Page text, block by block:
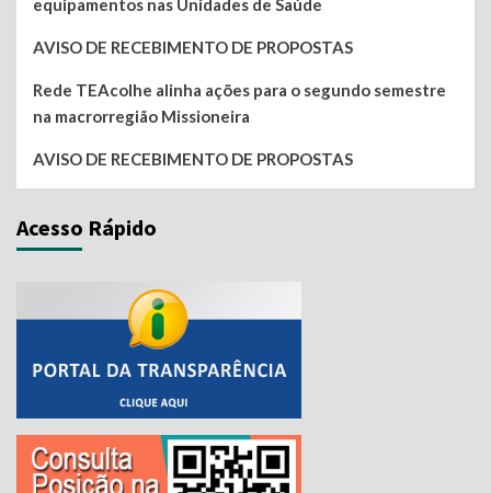
equipamentos nas Unidades de Saúde
AVISO DE RECEBIMENTO DE PROPOSTAS
Rede TEAcolhe alinha ações para o segundo semestre
na macrorregião Missioneira
AVISO DE RECEBIMENTO DE PROPOSTAS
Acesso Rápido